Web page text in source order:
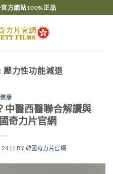
方網站100%正品
壓力性功能減退
康
中醫西醫聯合解讀與
奇力片官網
24 日 BY 韓國奇力片官網